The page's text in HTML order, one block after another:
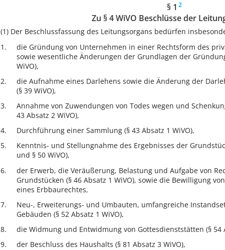
§ 1 2
Zu § 4 WiVO Beschlüsse der
(1) Der Beschlussfassung des Leitungsorgans bedürfen
die Gründung von Unternehmen in einer Rechtsform des
sowie wesentliche Änderungen der Grundlagen der
WiVO),
die Aufnahme eines Darlehens sowie die Änderung der
(§ 39 WiVO),
Annahme von Zuwendungen von Todes wegen und
43 Absatz 2 WiVO),
Durchführung einer Sammlung (§ 43 Absatz 1 WiVO),
Kenntnis- und Stellungnahme des Ergebnisses der
und § 50 WiVO),
der Erwerb, die Veräußerung, Belastung und Aufgabe von
Grundstücken (§ 46 Absatz 1 WiVO), sowie die Bewilligung
eines Erbbaurechtes,
Neu-, Erweiterungs- und Umbauten, umfangreiche
Gebäuden (§ 52 Absatz 1 WiVO),
die Widmung und Entwidmung von Gottesdienststätten (§ 54
der Beschluss des Haushalts (§ 81 Absatz 3 WiVO),